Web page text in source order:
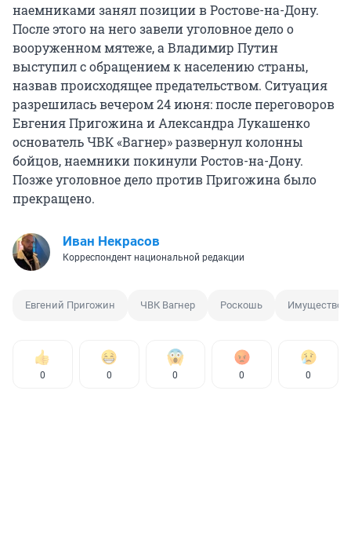
наемниками занял позиции в Ростове-на-Дону.
После этого на него завели уголовное дело о
вооруженном мятеже, а Владимир Путин
выступил с обращением к населению страны,
назвав происходящее предательством. Ситуация
разрешилась вечером 24 июня: после переговоров
Евгения Пригожина и Александра Лукашенко
основатель ЧВК «Вагнер» развернул колонны
бойцов, наемники покинули Ростов-на-Дону.
Позже уголовное дело против Пригожина было
прекращено.
Иван Некрасов
Корреспондент национальной редакции
Евгений Пригожин ЧВК Вагнер Роскошь Имущество
0 0 0 0 0